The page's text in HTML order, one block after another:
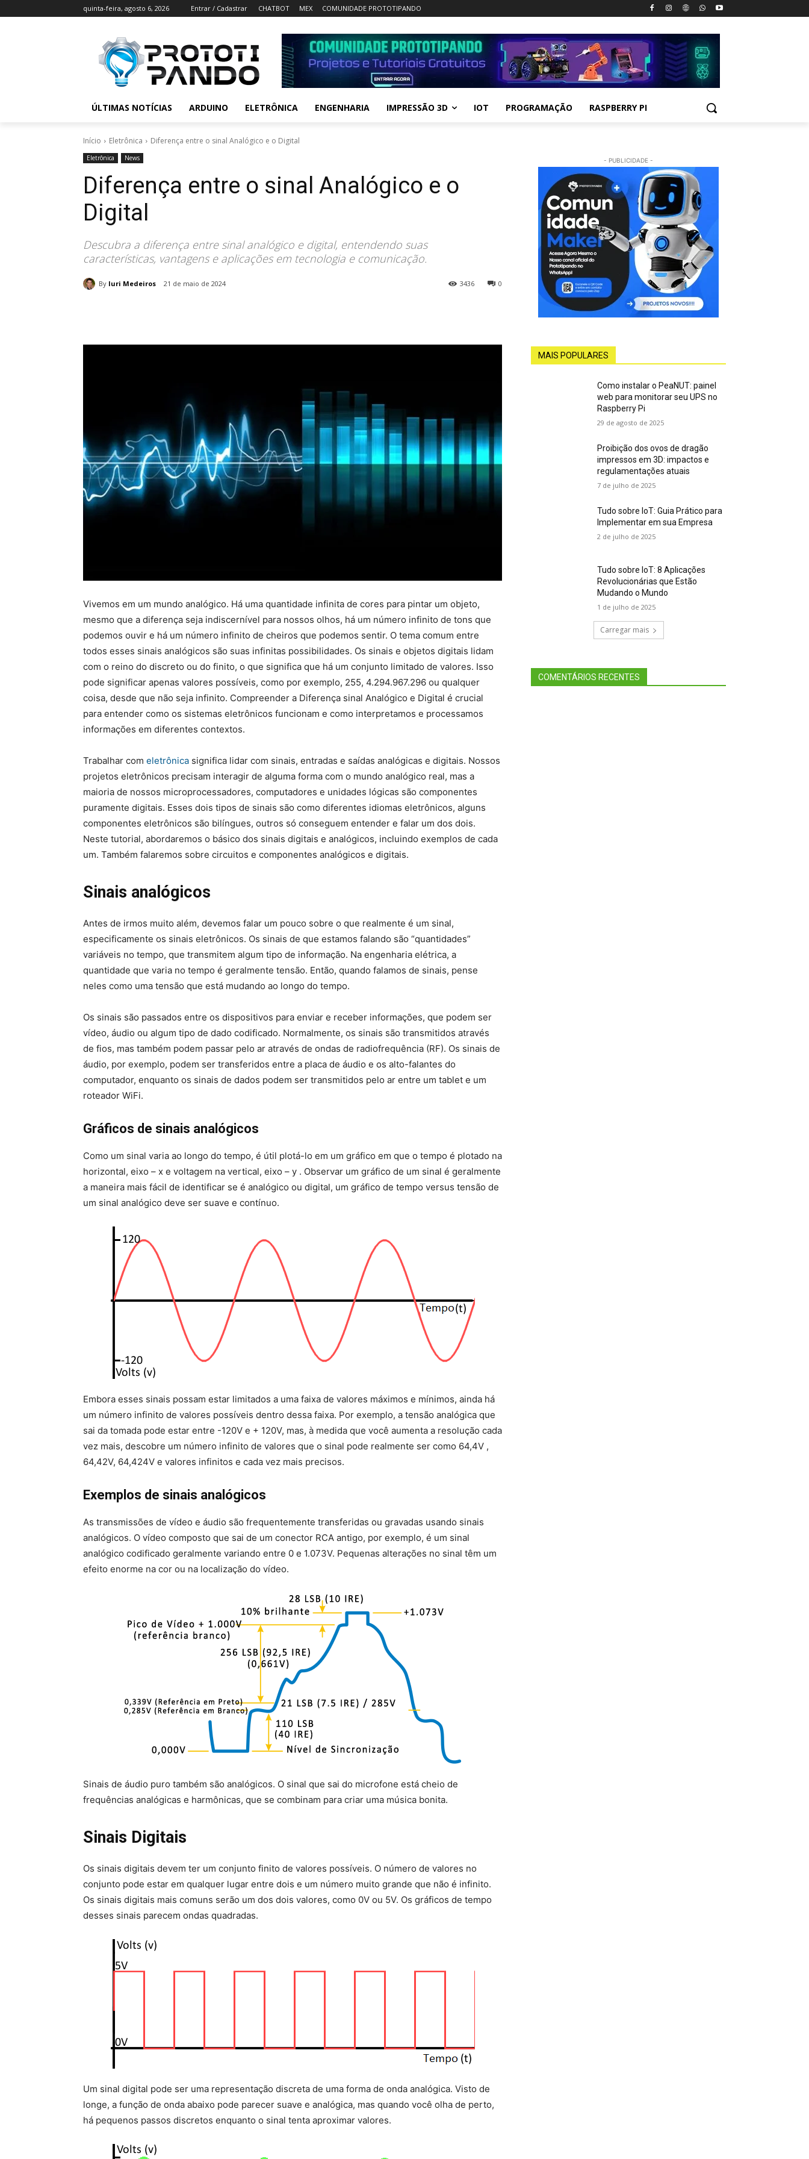
quinta-feira, agosto 6, 2026 Entrar / Cadastrar CHATBOT MEX COMUNIDADE PROTOTIPANDO
ÚLTIMAS NOTÍCIAS ARDUINO ELETRÔNICA ENGENHARIA IMPRESSÃO 3D IOT PROGRAMAÇÃO RASPBERRY PI
Início Eletrônica Diferença entre o sinal Analógico e o Digital
Eletrônica News
Diferença entre o sinal Analógico e o
Digital
Descubra a diferença entre sinal analógico e digital, entendendo suas
características, vantagens e aplicações em tecnologia e comunicação.
By Iuri Medeiros 21 de maio de 2024 0
3436
Vivemos em um mundo analógico. Há uma quantidade infinita de cores para pintar um objeto,
mesmo que a diferença seja indiscernível para nossos olhos, há um número infinito de tons que
podemos ouvir e há um número infinito de cheiros que podemos sentir. O tema comum entre
todos esses sinais analógicos são suas infinitas possibilidades. Os sinais e objetos digitais lidam
com o reino do discreto ou do finito, o que significa que há um conjunto limitado de valores. Isso
pode significar apenas valores possíveis, como por exemplo, 255, 4.294.967.296 ou qualquer
coisa, desde que não seja infinito. Compreender a Diferença sinal Analógico e Digital é crucial
para entender como os sistemas eletrônicos funcionam e como interpretamos e processamos
informações em diferentes contextos.
Trabalhar com eletrônica significa lidar com sinais, entradas e saídas analógicas e digitais. Nossos
projetos eletrônicos precisam interagir de alguma forma com o mundo analógico real, mas a
maioria de nossos microprocessadores, computadores e unidades lógicas são componentes
puramente digitais. Esses dois tipos de sinais são como diferentes idiomas eletrônicos, alguns
componentes eletrônicos são bilíngues, outros só conseguem entender e falar um dos dois.
Neste tutorial, abordaremos o básico dos sinais digitais e analógicos, incluindo exemplos de cada
um. Também falaremos sobre circuitos e componentes analógicos e digitais.
Sinais analógicos
Antes de irmos muito além, devemos falar um pouco sobre o que realmente é um sinal,
especificamente os sinais eletrônicos. Os sinais de que estamos falando são “quantidades”
variáveis no tempo, que transmitem algum tipo de informação. Na engenharia elétrica, a
quantidade que varia no tempo é geralmente tensão. Então, quando falamos de sinais, pense
neles como uma tensão que está mudando ao longo do tempo.
Os sinais são passados entre os dispositivos para enviar e receber informações, que podem ser
vídeo, áudio ou algum tipo de dado codificado. Normalmente, os sinais são transmitidos através
de fios, mas também podem passar pelo ar através de ondas de radiofrequência (RF). Os sinais de
áudio, por exemplo, podem ser transferidos entre a placa de áudio e os alto-falantes do
computador, enquanto os sinais de dados podem ser transmitidos pelo ar entre um tablet e um
roteador WiFi.
Gráficos de sinais analógicos
Como um sinal varia ao longo do tempo, é útil plotá-lo em um gráfico em que o tempo é plotado na
horizontal, eixo – x e voltagem na vertical, eixo – y . Observar um gráfico de um sinal é geralmente
a maneira mais fácil de identificar se é analógico ou digital, um gráfico de tempo versus tensão de
um sinal analógico deve ser suave e contínuo.
Embora esses sinais possam estar limitados a uma faixa de valores máximos e mínimos, ainda há
um número infinito de valores possíveis dentro dessa faixa. Por exemplo, a tensão analógica que
sai da tomada pode estar entre -120V e + 120V, mas, à medida que você aumenta a resolução cada
vez mais, descobre um número infinito de valores que o sinal pode realmente ser como 64,4V ,
64,42V, 64,424V e valores infinitos e cada vez mais precisos.
Exemplos de sinais analógicos
As transmissões de vídeo e áudio são frequentemente transferidas ou gravadas usando sinais
analógicos. O vídeo composto que sai de um conector RCA antigo, por exemplo, é um sinal
analógico codificado geralmente variando entre 0 e 1.073V. Pequenas alterações no sinal têm um
efeito enorme na cor ou na localização do vídeo.
Sinais de áudio puro também são analógicos. O sinal que sai do microfone está cheio de
frequências analógicas e harmônicas, que se combinam para criar uma música bonita.
Sinais Digitais
Os sinais digitais devem ter um conjunto finito de valores possíveis. O número de valores no
conjunto pode estar em qualquer lugar entre dois e um número muito grande que não é infinito.
Os sinais digitais mais comuns serão um dos dois valores, como 0V ou 5V. Os gráficos de tempo
desses sinais parecem ondas quadradas.
Um sinal digital pode ser uma representação discreta de uma forma de onda analógica. Visto de
longe, a função de onda abaixo pode parecer suave e analógica, mas quando você olha de perto,
há pequenos passos discretos enquanto o sinal tenta aproximar valores.
- PUBLICIDADE -
MAIS POPULARES
Como instalar o PeaNUT: painel
web para monitorar seu UPS no
Raspberry Pi
29 de agosto de 2025
Proibição dos ovos de dragão
impressos em 3D: impactos e
regulamentações atuais
7 de julho de 2025
Tudo sobre IoT: Guia Prático para
Implementar em sua Empresa
2 de julho de 2025
Tudo sobre IoT: 8 Aplicações
Revolucionárias que Estão
Mudando o Mundo
1 de julho de 2025
Carregar mais
COMENTÁRIOS RECENTES